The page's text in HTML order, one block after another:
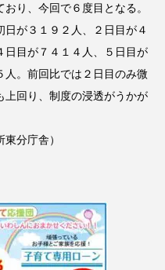
り、今回で６度目となる。
が３１９２人、２日目が４
日目が７４１４人、５日目が
人。前回比では２日目のみ微
上回り、制度の浸透がうかが
分庁舎）